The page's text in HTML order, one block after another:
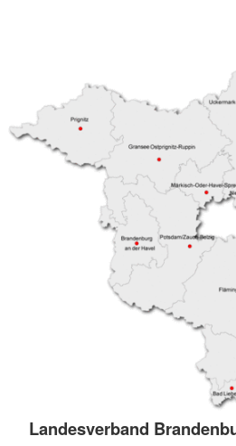
Landesverband